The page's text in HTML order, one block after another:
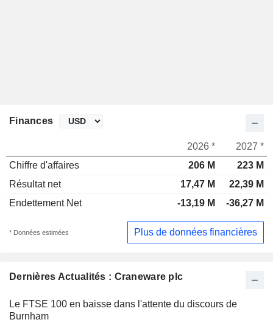
Dernières Actualités : Craneware plc
Le FTSE 100 en baisse dans l'attente du discours de
Burnham
Finances
2026 *
2027 *
Chiffre d'affaires
206 M
223 M
Résultat net
17,47 M
22,39 M
Endettement Net
-13,19 M -36,27 M
* Données estimées Plus de données financières